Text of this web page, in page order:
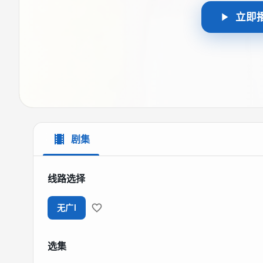
立即
剧集
线路选择
无广I
选集